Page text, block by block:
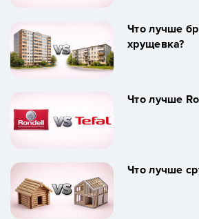
Что лучше
хрущевка?
Что лучше
Что лучше